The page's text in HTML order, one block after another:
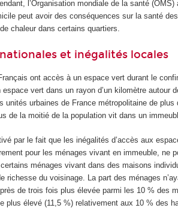
l’Organisation mondiale de la santé (OMS)
peut avoir des conséquences sur la santé
chaleur dans certains quartiers.
et inégalités locales
ont accès à un espace vert durant le
espace vert dans un rayon d’un kilomètre
unités urbaines de France métropolitaine de
de la moitié de la population vit dans un
par le fait que les inégalités d’accès aux
pour les ménages vivant en immeuble, ne
ménages vivant dans des maisons
richesse du voisinage. La part des ménages
de trois fois plus élevée parmi les 10 % des
plus élevé (11,5 %) relativement aux 10 % des